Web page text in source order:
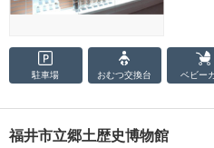
駐車場 おむつ交換台 ベビー
福井市立郷土歴史博物館